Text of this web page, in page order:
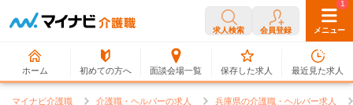
求人検索 会員登録 メニュー
ホーム 初めての方へ 面談会場一覧
0
保存した求人
1
最近見た求人
マイナビ介護職 介護職・ヘルパーの求人 兵庫県の介護職・ヘルパー求人